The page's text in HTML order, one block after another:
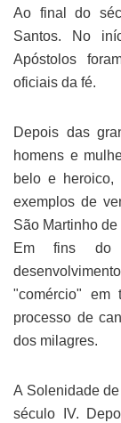
Ao final do
Santos. No
Apóstolos
oficiais da fé.
Depois das
homens e
belo e heroico,
exemplos de
São Martinho de
Em fins do
"comércio" em
processo de
dos milagres.
A Solenidade
século IV.